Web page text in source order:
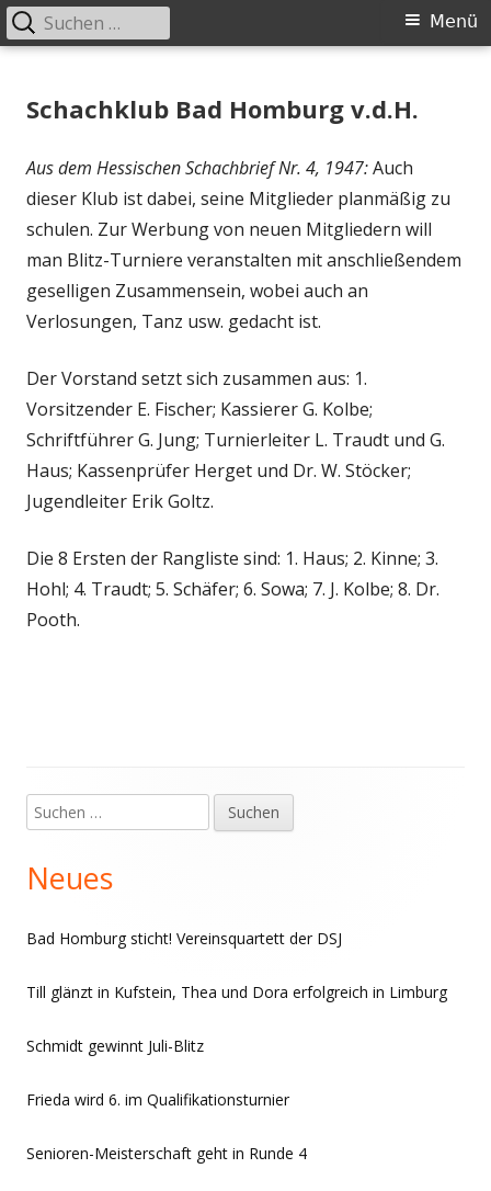
zum
Primäres
Menü
Suchen
nach:
Schachklub Bad Homburg v.d.H.
Aus dem Hessischen Schachbrief Nr. 4, 1947:Auch
dieser Klub ist dabei, seine Mitglieder planmäßig zu
schulen. Zur Werbung von neuen Mitgliedern will
man Blitz-Turniere veranstalten mit anschließendem
geselligen Zusammensein, wobei auch an
Verlosungen, Tanz usw. gedacht ist.
Der Vorstand setzt sich zusammen aus: 1.
Vorsitzender E. Fischer; Kassierer G. Kolbe;
Schriftführer G. Jung; Turnierleiter L. Traudt und G.
Haus; Kassenprüfer Herget und Dr. W. Stöcker;
Jugendleiter Erik Goltz.
Die 8 Ersten der Rangliste sind: 1. Haus; 2. Kinne; 3.
Hohl; 4. Traudt; 5. Schäfer; 6. Sowa; 7. J. Kolbe; 8. Dr.
Pooth.
Haupt-
Seitenleiste
Suchen
nach:
Neues
Bad Homburg sticht! Vereinsquartett der DSJ
Till glänzt in Kufstein, Thea und Dora erfolgreich in Limburg
Schmidt gewinnt Juli-Blitz
Frieda wird 6. im Qualifikationsturnier
Senioren-Meisterschaft geht in Runde 4